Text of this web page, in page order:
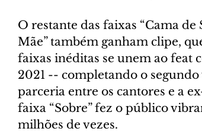
O restante das faixas “Cama de
Mãe” também ganham clipe,
faixas inéditas se unem ao feat
2021 -- completando o
parceria entre os cantores e a
faixa “Sobre” fez o público
milhões de vezes.